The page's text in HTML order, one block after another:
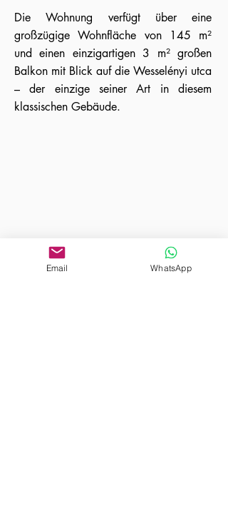
Die Wohnung verfügt über eine
großzügige Wohnfläche von 145 m²
und einen einzigartigen 3 m² großen
Balkon mit Blick auf die Wesselényi utca
– der einzige seiner Art in diesem
klassischen Gebäude.
Email WhatsApp